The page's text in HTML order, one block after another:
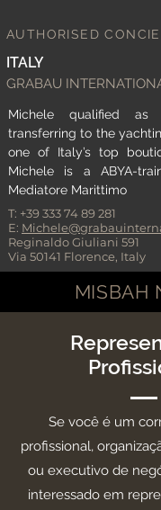
AUTHORISED
ITALY
GRABAU
Michele qualified
transferring to the
one of Italy’s top
Michele is a ABYA-
Mediatore Marittimo
T: +39 333 74 89 281
E:
Reginaldo Giuliani 591
Via 50141 Florence, Italy
MISBAH
Se você é um
profissional,
ou executivo de
interessado em